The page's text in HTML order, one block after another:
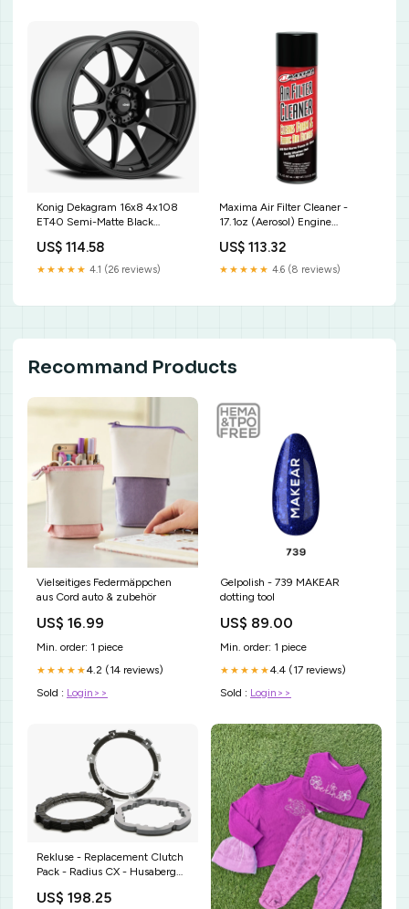
Softail Custom`Base
Konig Dekagram 16x8 4x108
ET40 Semi-Matte Black
Strom
XT`Base~2019`Suzuki`DL1000
V-Strom 1050`Base~2023-
1050`Base~2023-
1050DE`Base
US$ 114.58
★★★★★ 4.1 (26 reviews)
Maxima Air Filter Cleaner -
17.1oz (Aerosol) Engine
US$ 113.32
★★★★★ 4.6 (8 reviews)
Recommand Products
Vielseitiges Federmäppchen
aus Cord auto & zubehör
US$ 16.99
Min. order: 1 piece
★★★★★4.2 (14 reviews)
Sold : Login>>
Gelpolish - 739 MAKEAR
dotting tool
US$ 89.00
Min. order: 1 piece
★★★★★4.4 (17 reviews)
Sold : Login>>
Rekluse - Replacement Clutch
Pack - Radius CX - Husaberg
15)... K-Type-Dollies
US$ 198.25